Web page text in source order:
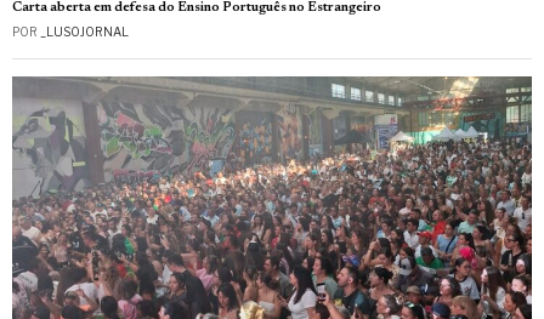
Carta aberta em defesa do Ensino Português no Estrangeiro
POR _LUSOJORNAL